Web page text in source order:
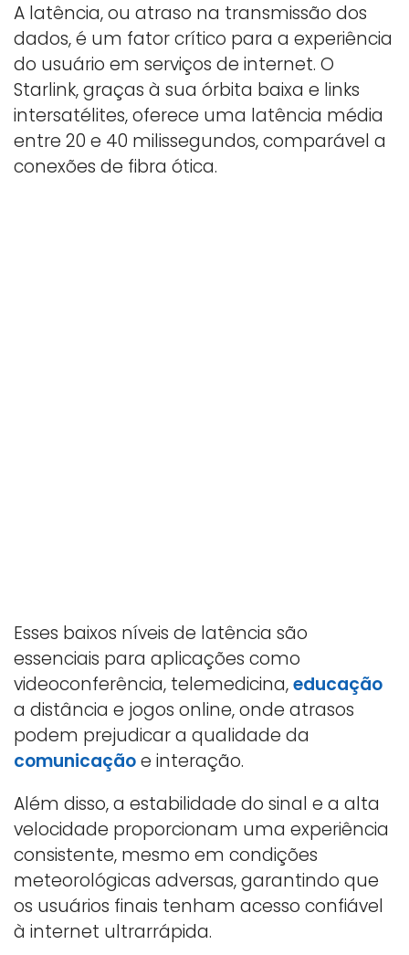
A latência, ou atraso na transmissão dos
dados, é um fator crítico para a experiência
do usuário em serviços de internet. O
Starlink, graças à sua órbita baixa e links
intersatélites, oferece uma latência média
entre 20 e 40 milissegundos, comparável a
conexões de fibra ótica.
Esses baixos níveis de latência são
essenciais para aplicações como
videoconferência, telemedicina,educação
a distância e jogos online, onde atrasos
podem prejudicar a qualidade da
comunicaçãoe interação.
Além disso, a estabilidade do sinal e a alta
velocidade proporcionam uma experiência
consistente, mesmo em condições
meteorológicas adversas, garantindo que
os usuários finais tenham acesso confiável
à internet ultrarrápida.